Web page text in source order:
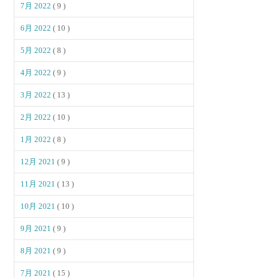
7月 2022( 9 )
6月 2022( 10 )
5月 2022( 8 )
4月 2022( 9 )
3月 2022( 13 )
2月 2022( 10 )
1月 2022( 8 )
12月 2021( 9 )
11月 2021( 13 )
10月 2021( 10 )
9月 2021( 9 )
8月 2021( 9 )
7月 2021( 15 )